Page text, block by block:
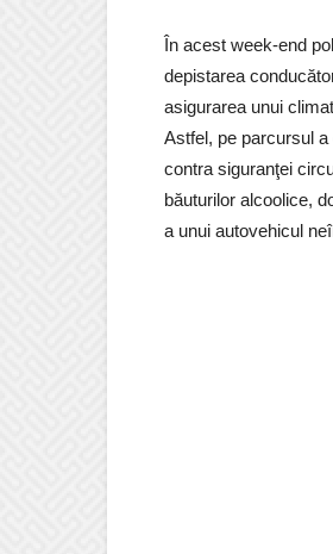
În acest week-end
depistarea
asigurarea unui
Astfel, pe parcursul
contra siguranţei
băuturilor alcoolice,
a unui autovehicul